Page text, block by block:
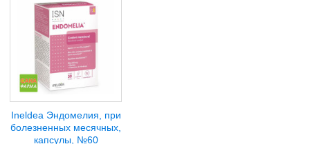
Ineldea Эндомелия, при
болезненных месячных,
капсулы, №60